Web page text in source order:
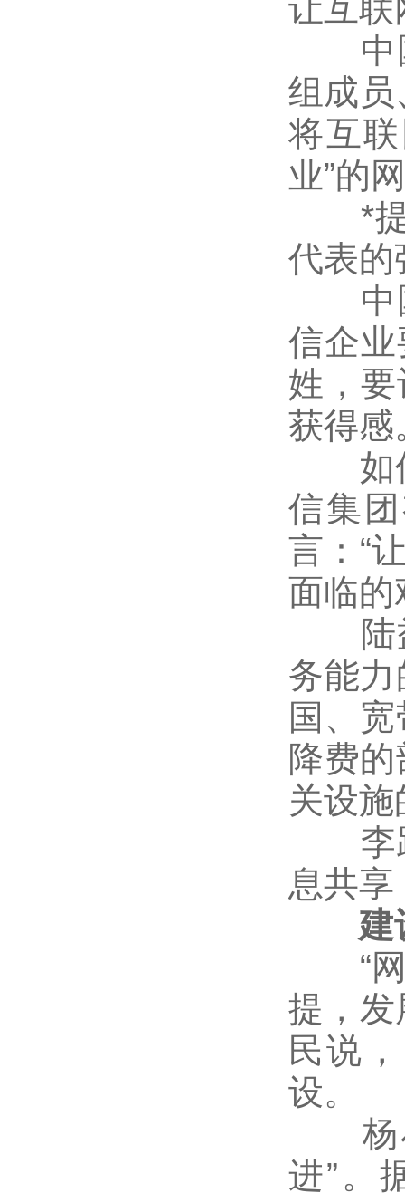
让互联
中国
组成员
将互
业”的
*提
代表的
中国
信企
姓，
获得感
如何
信集
言：“
面临的
陆益
务能
国、
降费
关设
李跃
息共享
建设
“网
提，发
民说
设。
杨小
进”。